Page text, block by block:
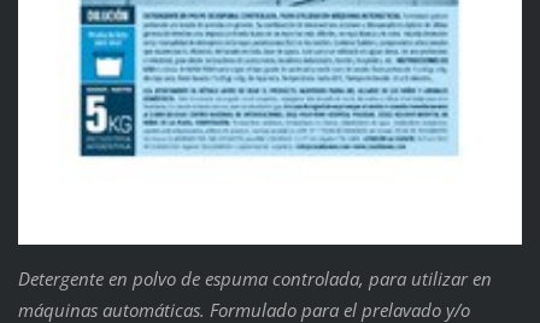
Detergente en polvo de espuma controlada, para utilizar en
máquinas automáticas. Formulado para el prelavado y/o